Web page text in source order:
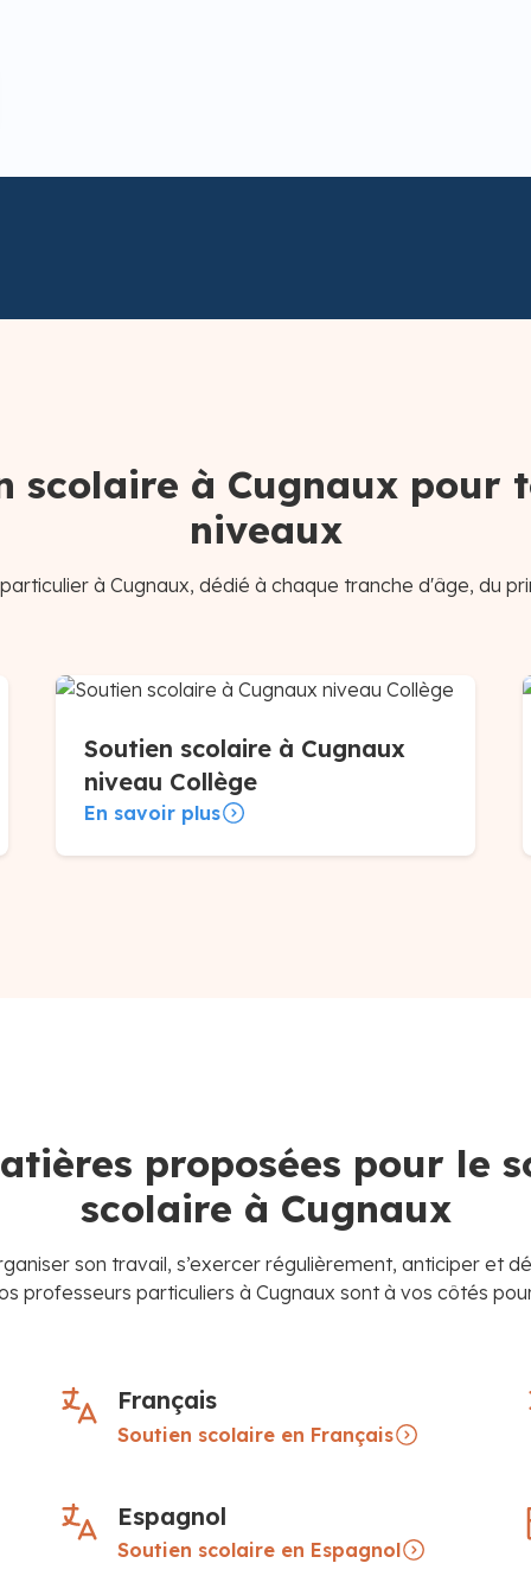
scolaire à Cugnaux pour
niveaux
à Cugnaux, dédié à chaque tranche d'âge, du
Soutien scolaire à Cugnaux
niveau Collège
En savoir plus
proposées pour le
scolaire à Cugnaux
son travail, s’exercer régulièrement, anticiper et
professeurs particuliers à Cugnaux sont à vos côtés
Français
Soutien scolaire en Français
Espagnol
Soutien scolaire en Espagnol